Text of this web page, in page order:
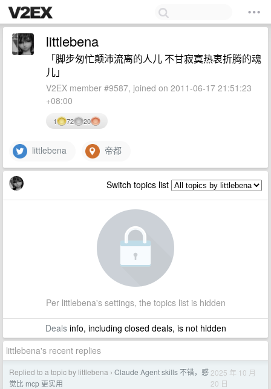
littlebena
「脚步匆忙颠沛流离的人儿 不甘寂寞热衷折腾的魂
儿」
V2EX member #9587, joined on 2011-06-17 21:51:23
+08:00
1 72 20
littlebena 帝都
Switch topics list
Per littlebena's settings, the topics list is hidden
Dealsinfo, including closed deals, is not hidden
littlebena's recent replies
Replied to a topic by littlebena › Claude Agent skills 不错，感
觉比 mcp 更实用
2025 年 10 月
20 日